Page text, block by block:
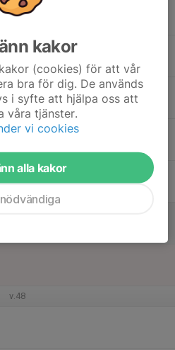
v.48
kakor
(cookies) för att vår
bra för dig. De används
i syfte att hjälpa oss att
våra tjänster.
vi cookies
alla kakor